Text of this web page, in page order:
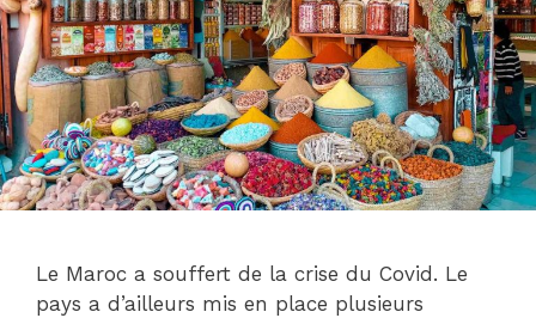
Le Maroc a souffert de la crise du Covid. Le
pays a d’ailleurs mis en place plusieurs